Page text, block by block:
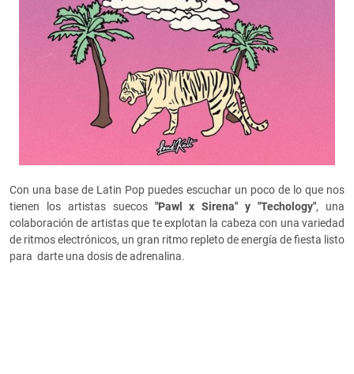
Con una base de Latin Pop puedes escuchar un poco de lo que nos
tienen los artistas suecos "Pawl x Sirena" y "Techology", una
colaboración de artistas que te explotan la cabeza con una variedad
de ritmos electrónicos, un gran ritmo repleto de energía de fiesta listo
para darte una dosis de adrenalina.